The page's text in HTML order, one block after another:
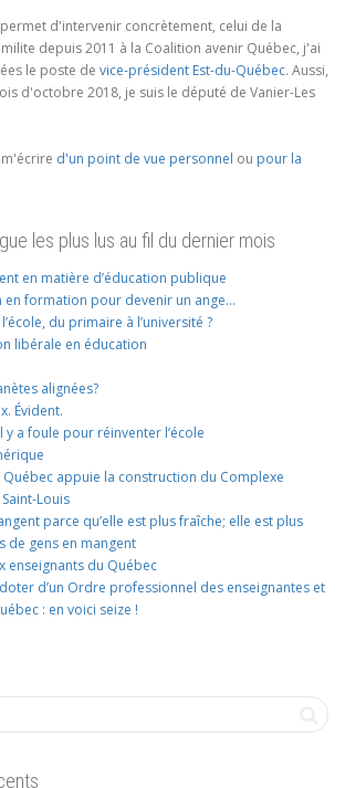
d'intervenir concrètement, celui de la
depuis 2011 à la Coalition avenir Québec, j'ai
le poste de vice-président Est-du-Québec. Aussi,
d'octobre 2018, je suis le député de Vanier-Les
d'un point de vue personnel ou pour la
les plus lus au fil du dernier mois
en matière d’éducation publique
en formation pour devenir un ange…
du primaire à l’université ?
libérale en éducation
alignées?
Évident.
y a foule pour réinventer l’école
Québec appuie la construction du Complexe
Louis
parce qu’elle est plus fraîche; elle est plus
de gens en mangent
enseignants du Québec
d’un Ordre professionnel des enseignantes et
: en voici seize !